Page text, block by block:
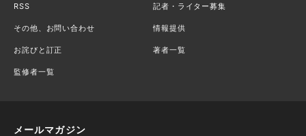
RSS 記者・ライター募集
その他、お問い合わせ 情報提供
お詫びと訂正 著者一覧
監修者一覧
メールマガジン